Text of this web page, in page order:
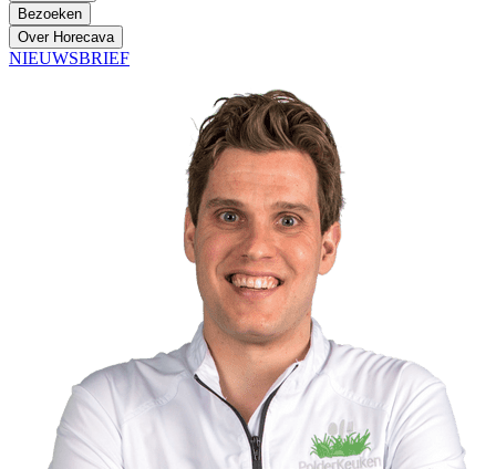
Bezoeken
Over Horecava
NIEUWSBRIEF